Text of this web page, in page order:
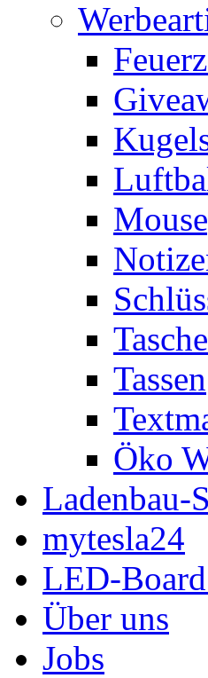
Tassen
Öko
Ladenbau-
mytesla24
LED-
Über uns
Jobs